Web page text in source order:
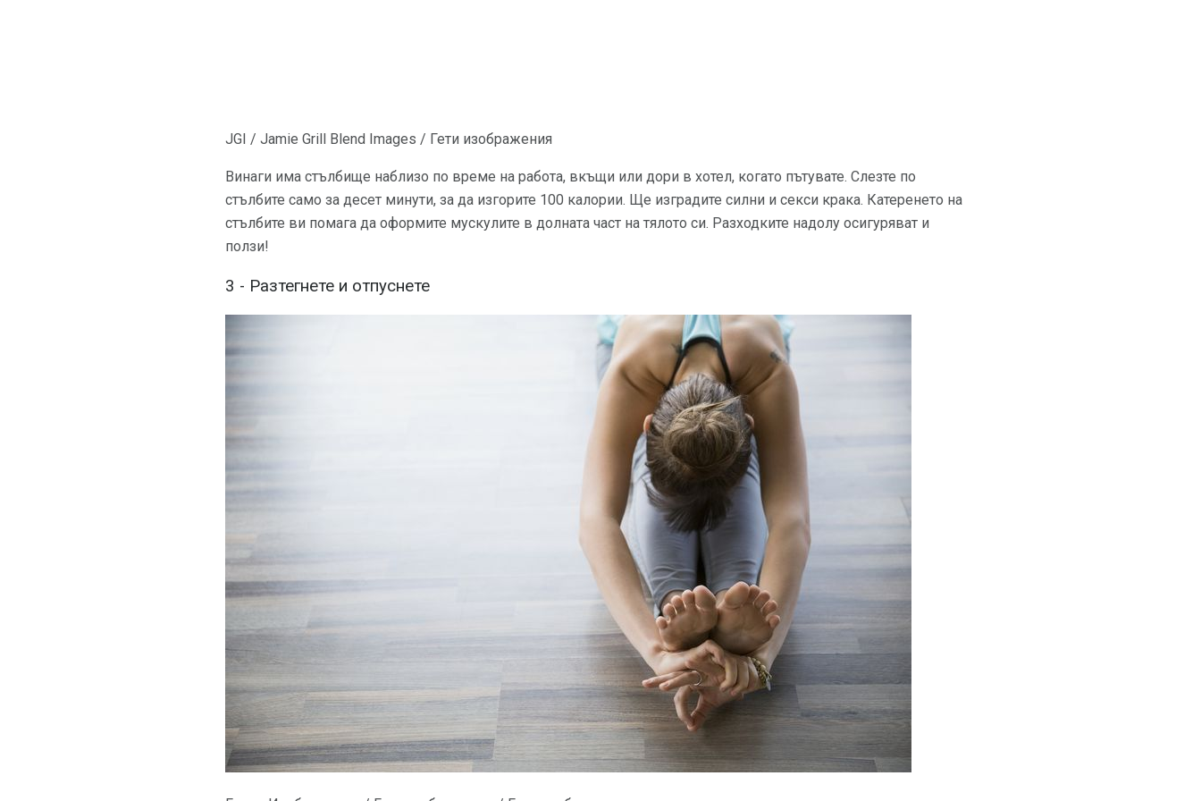
JGI / Jamie Grill Blend Images / Гети изображения
Винаги има стълбище наблизо по време на работа, вкъщи или дори в хотел, когато пътувате. Слезте по
стълбите само за десет минути, за да изгорите 100 калории. Ще изградите силни и секси крака. Катеренето на
стълбите ви помага да оформите мускулите в долната част на тялото си. Разходките надолу осигуряват и
ползи!
3 - Разтегнете и отпуснете